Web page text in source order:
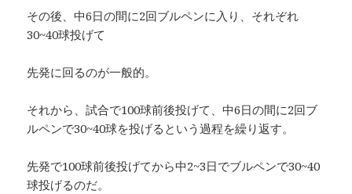
その後、中6日の間に2回ブルペンに入り、それぞれ
30~40球投げて
先発に回るのが一般的。
それから、試合で100球前後投げて、中6日の間に2回ブ
ルペンで30~40球を投げるという過程を繰り返す。
先発で100球前後投げてから中2~3日でブルペンで30~40
球投げるのだ。